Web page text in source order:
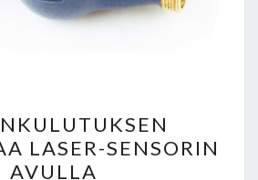
SEURANTAA
LASER-
LASER-SENSORIN
AVULLA